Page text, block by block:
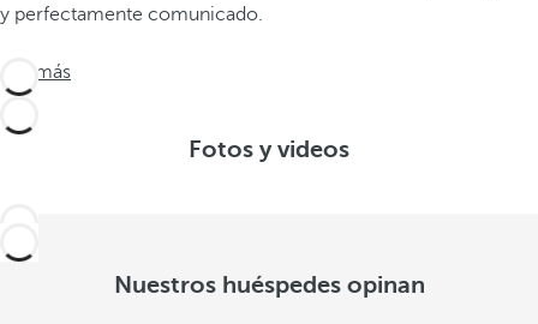
y perfectamente comunicado.
Ver más
Fotos y videos
Nuestros huéspedes opinan